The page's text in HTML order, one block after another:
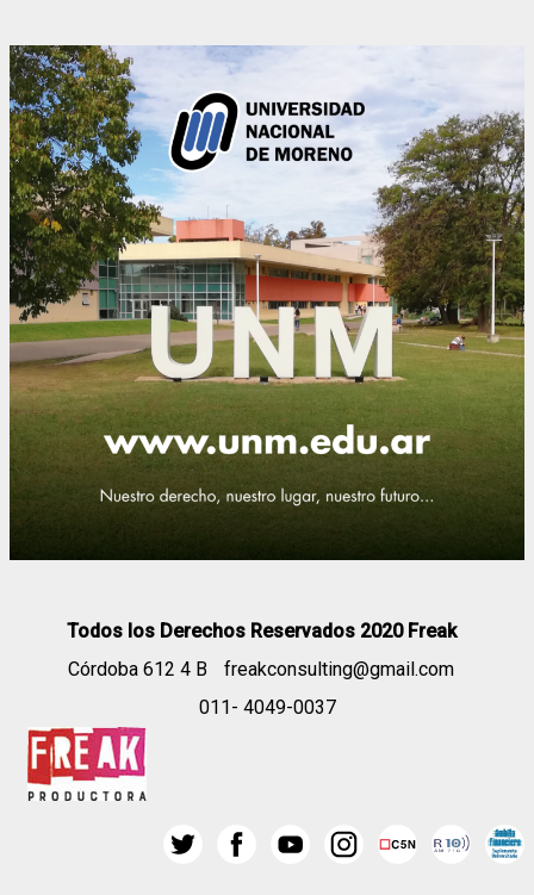
Todos los Derechos Reservados 2020 Freak
Córdoba 612 4 B
freakconsulting@gmail.com
011- 4049-0037